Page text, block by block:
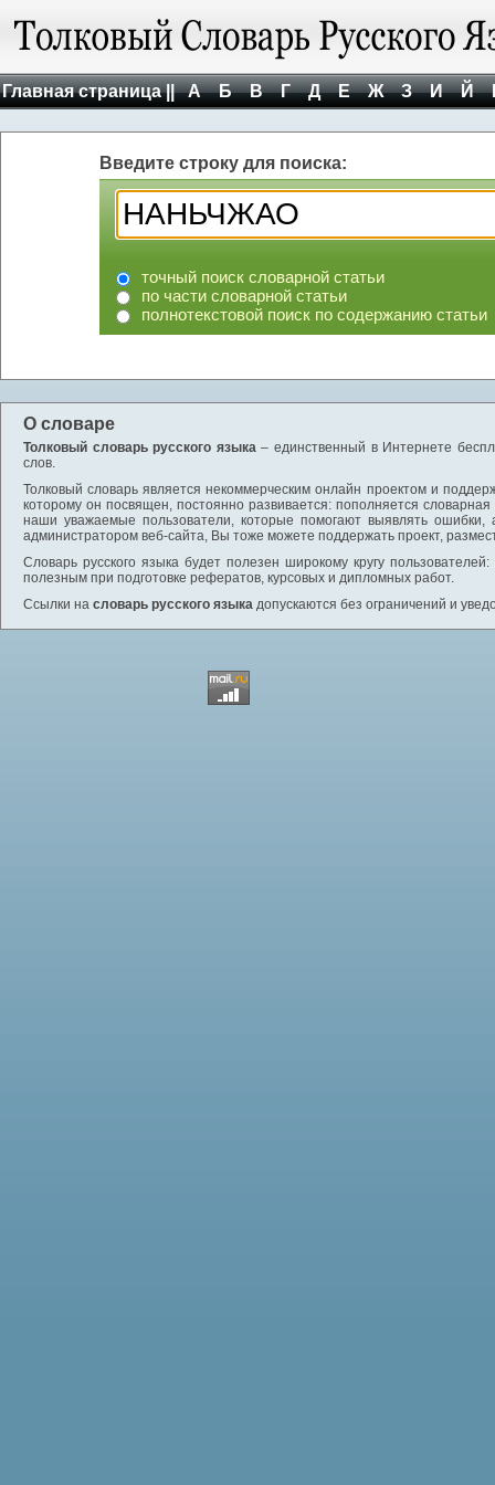
Главная страница || А Б В Г Д Е Ж З И Й
Введите строку для поиска:
точный поиск словарной статьи
по части словарной статьи
полнотекстовой поиск по содержанию статьи
О словаре
Толковый словарь русского языка– единственный в Интернете
слов.
Толковый словарь является некоммерческим онлайн проектом и
которому он посвящен, постоянно развивается: пополняется
наши уважаемые пользователи, которые помогают выявлять
администратором веб-сайта, Вы тоже можете поддержать проект,
Словарь русского языка будет полезен широкому кругу
полезным при подготовке рефератов, курсовых и дипломных работ.
Ссылки на словарь русского языка допускаются без ограничений и